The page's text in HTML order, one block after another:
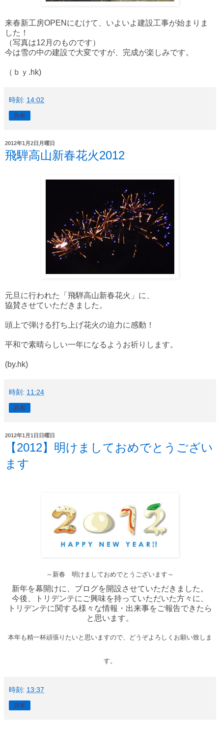
来春新工房OPENにむけて、いよいよ建設工事が始まりま
した！
（写真は12月のものです）
今は雪の中の建設で大変ですが、完成が楽しみです。
（ｂｙ.hk)
時刻: 14:02
共有
2012年1月2日月曜日
飛騨高山新春花火2012
元旦に行われた「飛騨高山新春花火」に、
協賛させていただきました。
頭上で弾ける打ち上げ花火の迫力に感動！
平和で素晴らしい一年になるようお祈りします。
(by.hk)
時刻: 11:24
共有
2012年1月1日日曜日
【2012】明けましておめでとうござい
ます
～ 新春 明けましておめでとうございます～
新年を幕開けに、ブログを開設させていただきました。
今後、トリデンテにご興味を持っていただいた方々に、
トリデンテに関する様々な情報・出来事をご報告できたら
と思います。
本年も精一杯頑張りたいと思いますので、どうぞよろしくお願い致しま
す。
時刻: 13:37
共有